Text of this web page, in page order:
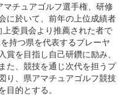
チュアゴルフ選手権、研修
に於いて、前年の上位成績者
委員会より推薦された者で
持つ県を代表するプレーヤ
を目指し自己研鑽に励み、
た、競技を通じ次代を担うプ
り、県アマチュアゴルフ競技
的とする。